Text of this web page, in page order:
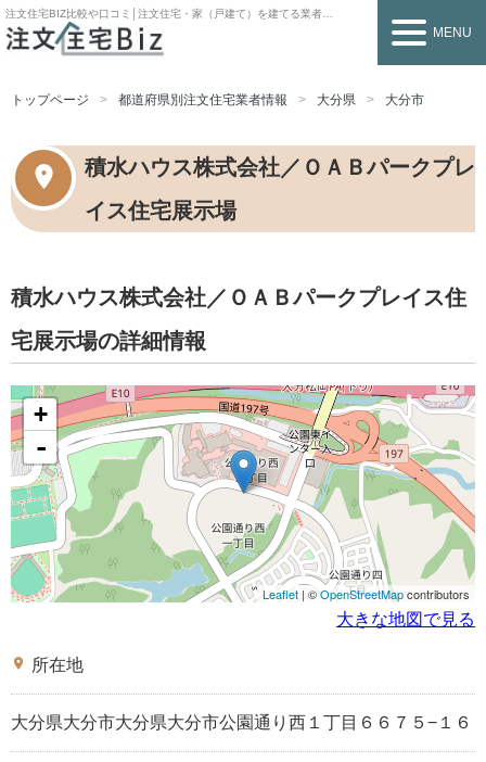
注文住宅BIZ比較や口コミ│注文住宅・家（戸建て）を建てる業者を探すなら
MENU
トップページ 都道府県別注文住宅業者情報 大分県 大分市
積水ハウス株式会社／ＯＡＢパークプレ
イス住宅展示場
積水ハウス株式会社／ＯＡＢパークプレイス住
宅展示場の詳細情報
+
-
Leaflet | ©OpenStreetMapcontributors
大きな地図で見る
place 所在地
大分県大分市大分県大分市公園通り西１丁目６６７５−１６